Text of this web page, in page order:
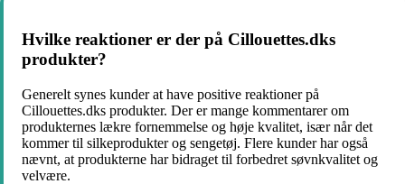
Hvilke reaktioner er der på Cillouettes.dks
produkter?
Generelt synes kunder at have positive reaktioner på
Cillouettes.dks produkter. Der er mange kommentarer om
produkternes lækre fornemmelse og høje kvalitet, især når det
kommer til silkeprodukter og sengetøj. Flere kunder har også
nævnt, at produkterne har bidraget til forbedret søvnkvalitet og
velvære.